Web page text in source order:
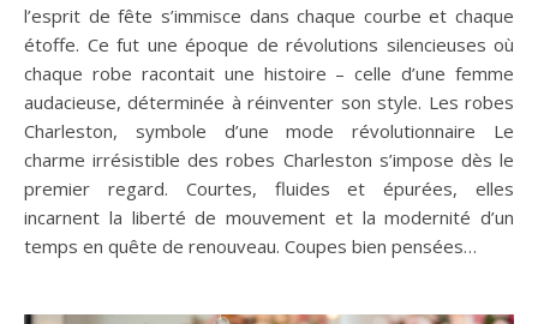
l’esprit de fête s’immisce dans chaque courbe et chaque
étoffe. Ce fut une époque de révolutions silencieuses où
chaque robe racontait une histoire – celle d’une femme
audacieuse, déterminée à réinventer son style. Les robes
Charleston, symbole d’une mode révolutionnaire Le
charme irrésistible des robes Charleston s’impose dès le
premier regard. Courtes, fluides et épurées, elles
incarnent la liberté de mouvement et la modernité d’un
temps en quête de renouveau. Coupes bien pensées…